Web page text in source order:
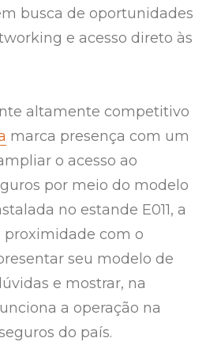
busca de oportunidades
e acesso direto às
altamente competitivo
marca presença com um
o acesso ao
por meio do modelo
no estande E011, a
proximidade com o
seu modelo de
e mostrar, na
a operação na
do país.